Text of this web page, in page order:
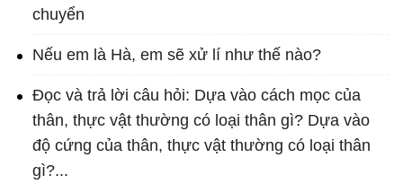
chuyển
Nếu em là Hà, em sẽ xử lí như thế nào?
Đọc và trả lời câu hỏi: Dựa vào cách mọc của
thân, thực vật thường có loại thân gì? Dựa vào
độ cứng của thân, thực vật thường có loại thân
gì?...